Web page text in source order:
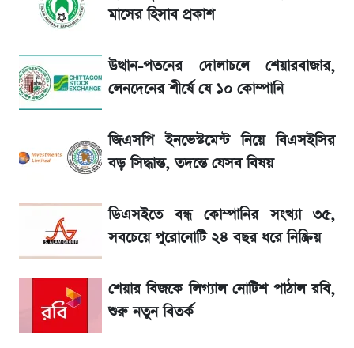
শীর্ষে যে ১০ কোম্পানি
আগে দেখে নিন, আজকের সোনার নতুন দাম
SSC Result প্রকাশ ১০টায়, নতুন এসএমএস
নম্বরসহ জানুন যেভাবে
SSc Result 2026 তারিখ চূড়ান্ত, স্কুলে ভর্তি
মুনাফা বৃদ্ধির ধারায় ইসলামী ইন্স্যুরেন্স, ছয় মাসের
হিসাব প্রকাশ
মেসির জীবনে নেমে এলো শোকের ছায়া
মাসের হিসাব প্রকাশ
উত্থান-পতনের দোলাচলে শেয়ারবাজার,
লেনদেনের শীর্ষে যে ১০ কোম্পানি
জিএসপি ইনভেস্টমেন্ট নিয়ে বিএসইসির
বড় সিদ্ধান্ত, তদন্তে যেসব বিষয়
ডিএসইতে বন্ধ কোম্পানির সংখ্যা ৩৫,
সবচেয়ে পুরোনোটি ২৪ বছর ধরে নিষ্ক্রিয়
শেয়ার বিজকে লিগ্যাল নোটিশ পাঠাল রবি,
শুরু নতুন বিতর্ক